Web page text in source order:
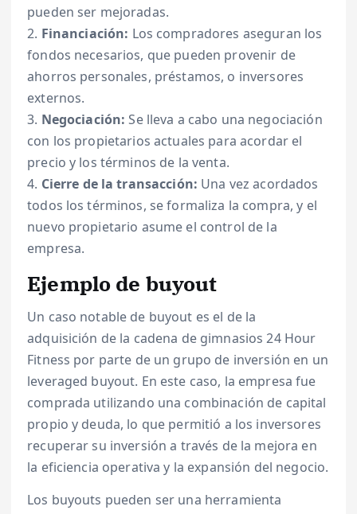
pueden ser mejoradas.
2. Financiación: Los compradores aseguran los
fondos necesarios, que pueden provenir de
ahorros personales, préstamos, o inversores
externos.
3. Negociación: Se lleva a cabo una negociación
con los propietarios actuales para acordar el
precio y los términos de la venta.
4. Cierre de la transacción: Una vez acordados
todos los términos, se formaliza la compra, y el
nuevo propietario asume el control de la
empresa.
Ejemplo de buyout
Un caso notable de buyout es el de la
adquisición de la cadena de gimnasios 24 Hour
Fitness por parte de un grupo de inversión en un
leveraged buyout. En este caso, la empresa fue
comprada utilizando una combinación de capital
propio y deuda, lo que permitió a los inversores
recuperar su inversión a través de la mejora en
la eficiencia operativa y la expansión del negocio.
Los buyouts pueden ser una herramienta